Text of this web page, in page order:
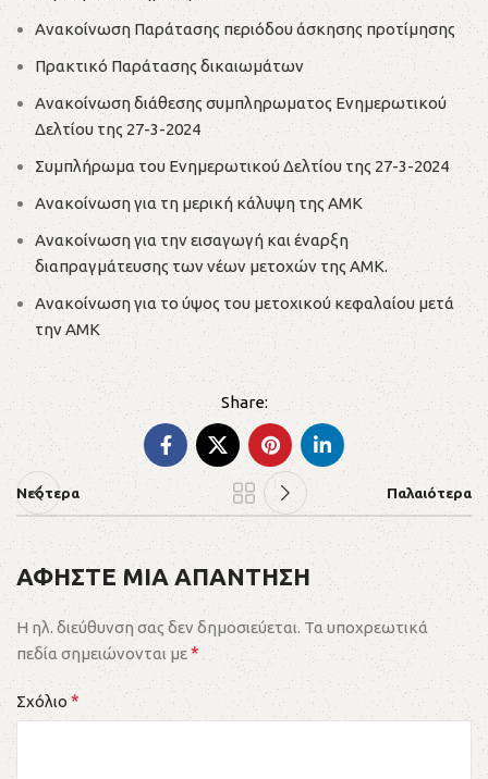
Ανακοίνωση Παράτασης περιόδου άσκησης προτίμησης
Πρακτικό Παράτασης δικαιωμάτων
Ανακοίνωση διάθεσης συμπληρωματος Ενημερωτικού
Δελτίου της 27-3-2024
Συμπλήρωμα του Ενημερωτικού Δελτίου της 27-3-2024
Ανακοίνωση για τη μερική κάλυψη της ΑΜΚ
Ανακοίνωση για την εισαγωγή και έναρξη
διαπραγμάτευσης των νέων μετοχών της ΑΜΚ.
Ανακοίνωση για το ύψος του μετοχικού κεφαλαίου μετά
την ΑΜΚ
Νεότερα Παλαιότερα
ΑΦΗΣΤΕ ΜΙΑ ΑΠΑΝΤΗΣΗ
Η ηλ. διεύθυνση σας δεν δημοσιεύεται. Τα υποχρεωτικά
πεδία σημειώνονται με*
Σχόλιο*